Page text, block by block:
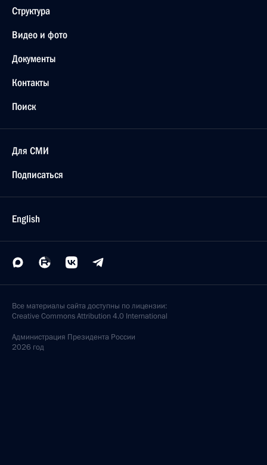
Структура
Видео и фото
Документы
Контакты
Поиск
Для СМИ
Подписаться
English
Все материалы сайта доступны по лицензии:
Creative Commons Attribution 4.0 International
Администрация Президента России
2026 год